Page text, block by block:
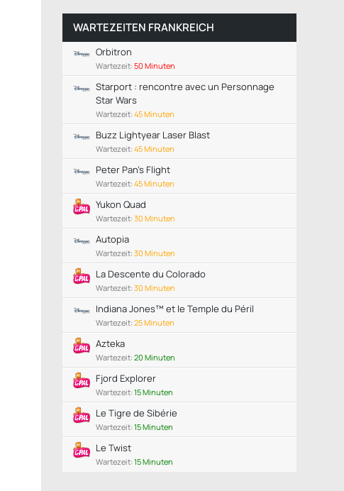
WARTEZEITEN FRANKREICH
Orbitron
Wartezeit: 50 Minuten
Starport : rencontre avec un Personnage
Star Wars
Wartezeit: 45 Minuten
Buzz Lightyear Laser Blast
Wartezeit: 45 Minuten
Peter Pan's Flight
Wartezeit: 45 Minuten
Yukon Quad
Wartezeit: 30 Minuten
Autopia
Wartezeit: 30 Minuten
La Descente du Colorado
Wartezeit: 30 Minuten
Indiana Jones™ et le Temple du Péril
Wartezeit: 25 Minuten
Azteka
Wartezeit: 20 Minuten
Fjord Explorer
Wartezeit: 15 Minuten
Le Tigre de Sibérie
Wartezeit: 15 Minuten
Le Twist
Wartezeit: 15 Minuten